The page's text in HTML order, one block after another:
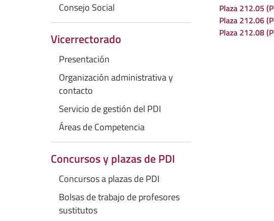
Consejo Social
Vicerrectorado
Presentación
Organización administrativa y
contacto
Servicio de gestión del PDI
Áreas de Competencia
Concursos y plazas de PDI
Concursos a plazas de PDI
Bolsas de trabajo de profesores
sustitutos
Plaza 212.05
Plaza 212.06
Plaza 212.08